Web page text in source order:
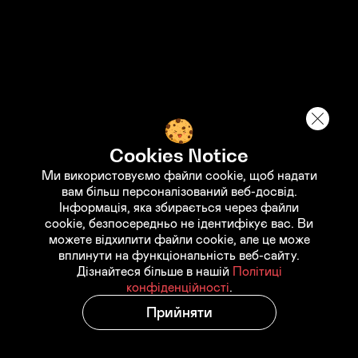
Політика конфіденційності
STANDWITHUKRAINE
Support the Armed Forces of
Ukraine
Support the fund "Come Back Alive"
Cookies Notice
Ми використовуємо файли cookie, щоб надати
вам більш персоналізований веб-досвід.
Інформація, яка збирається через файли
cookie, безпосередньо не ідентифікує вас. Ви
можете відхилити файли cookie, але це може
вплинути на функціональність веб-сайту.
Дізнайтеся більше в нашій Політиці
конфіденційності.
Прийняти